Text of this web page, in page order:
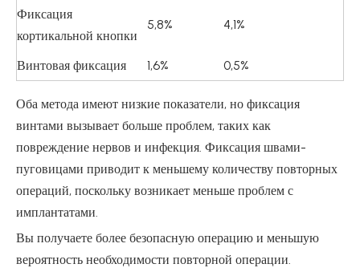
Фиксация
кортикальной кнопки
5,8% 4,1%
Винтовая фиксация 1,6% 0,5%
Оба метода имеют низкие показатели, но фиксация
винтами вызывает больше проблем, таких как
повреждение нервов и инфекция. Фиксация швами-
пуговицами приводит к меньшему количеству повторных
операций, поскольку возникает меньше проблем с
имплантатами.
Вы получаете более безопасную операцию и меньшую
вероятность необходимости повторной операции.